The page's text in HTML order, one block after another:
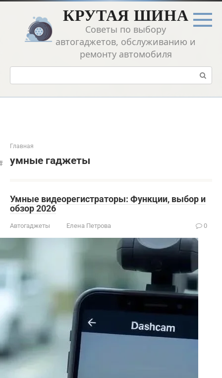
Перейти
контенту
КРУТАЯ ШИНА
Советы по выбору
автогаджетов, обслуживанию и
ремонту автомобиля
Поиск:
Главная
умные гаджеты
Умные видеорегистраторы: Функции, выбор и
обзор 2026
Автогаджеты Елена Петрова 0